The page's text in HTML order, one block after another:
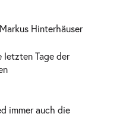
Hinterhäuser
letzten Tage der
immer auch die